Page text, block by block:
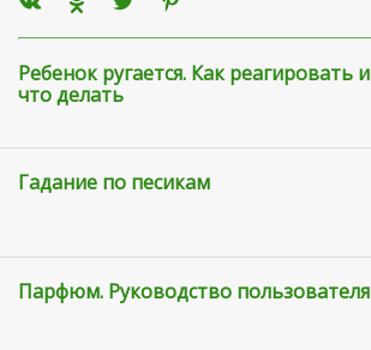
Ребенок ругается. Как реагировать и
что делать
Гадание по песикам
Парфюм. Руководство пользователя